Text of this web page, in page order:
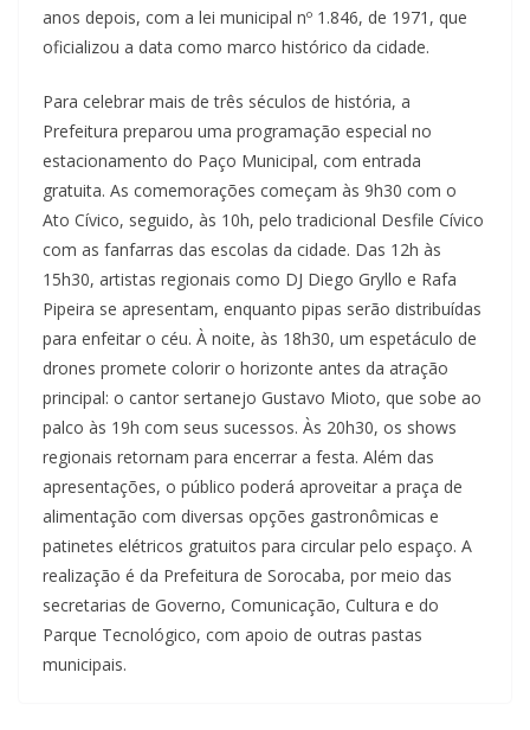
anos depois, com a lei municipal nº 1.846, de 1971, que
oficializou a data como marco histórico da cidade.
Para celebrar mais de três séculos de história, a
Prefeitura preparou uma programação especial no
estacionamento do Paço Municipal, com entrada
gratuita. As comemorações começam às 9h30 com o
Ato Cívico, seguido, às 10h, pelo tradicional Desfile Cívico
com as fanfarras das escolas da cidade. Das 12h às
15h30, artistas regionais como DJ Diego Gryllo e Rafa
Pipeira se apresentam, enquanto pipas serão distribuídas
para enfeitar o céu. À noite, às 18h30, um espetáculo de
drones promete colorir o horizonte antes da atração
principal: o cantor sertanejo Gustavo Mioto, que sobe ao
palco às 19h com seus sucessos. Às 20h30, os shows
regionais retornam para encerrar a festa. Além das
apresentações, o público poderá aproveitar a praça de
alimentação com diversas opções gastronômicas e
patinetes elétricos gratuitos para circular pelo espaço. A
realização é da Prefeitura de Sorocaba, por meio das
secretarias de Governo, Comunicação, Cultura e do
Parque Tecnológico, com apoio de outras pastas
municipais.